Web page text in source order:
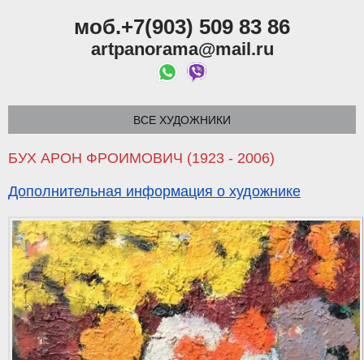
моб.+7(903) 509 83 86
artpanorama@mail.ru
ВСЕ ХУДОЖНИКИ
БУХ АРОН ФРОИМОВИЧ (1923 - 2006)
Дополнительная информация о художнике